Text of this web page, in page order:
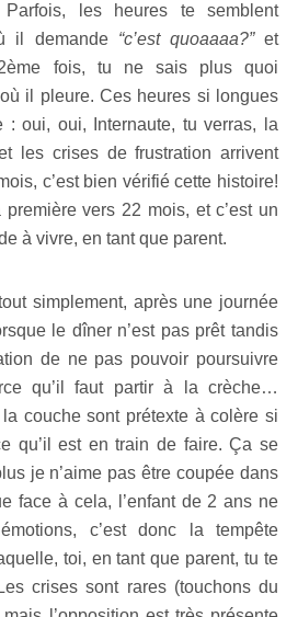
Parfois, les heures te semblent
il demande “c’est quoaaaa?”et
fois, tu ne sais plus quoi
il pleure. Ces heures si longues
: oui, oui, Internaute, tu verras, la
les crises de frustration arrivent
c’est bien vérifié cette histoire!
vers 22 mois, et c’est un
à vivre, en tant que parent.
simplement, après une journée
le dîner n’est pas prêt tandis
de ne pas pouvoir poursuivre
qu’il faut partir à la crèche…
couche sont prétexte à colère si
qu’il est en train de faire. Ça se
je n’aime pas être coupée dans
face à cela, l’enfant de 2 ans ne
c’est donc la tempête
toi, en tant que parent, tu te
crises sont rares (touchons du